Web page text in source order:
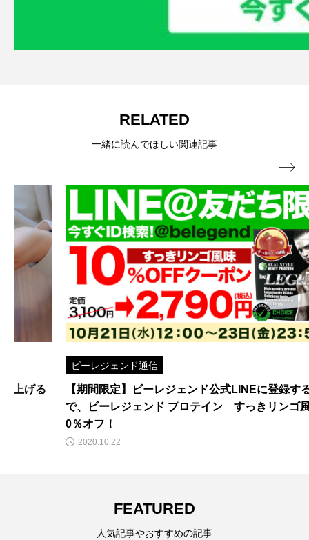
RELATED
一緒に読んでほしい関連記事
ビーレジェンド通信
【期間限定】ビーレジェンド公式LINEに登録するだけ
で、ビーレジェンド プロテイン すっきリンゴ風味が1
2020.10.22

FEATURED
人気記事やおすすめの記事